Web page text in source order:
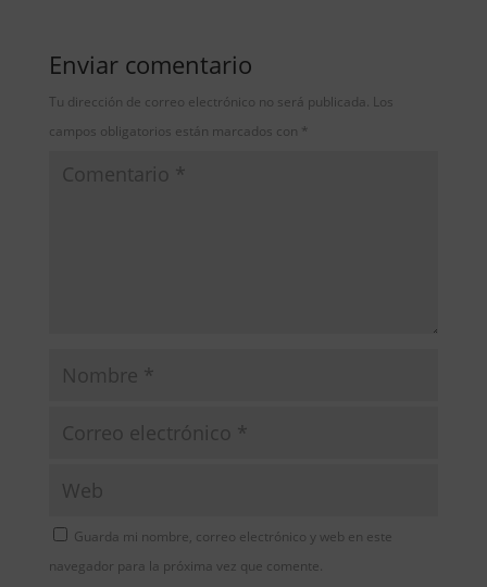
Enviar comentario
Tu dirección de correo electrónico no será publicada. Los
campos obligatorios están marcados con *
Guarda mi nombre, correo electrónico y web en este
navegador para la próxima vez que comente.